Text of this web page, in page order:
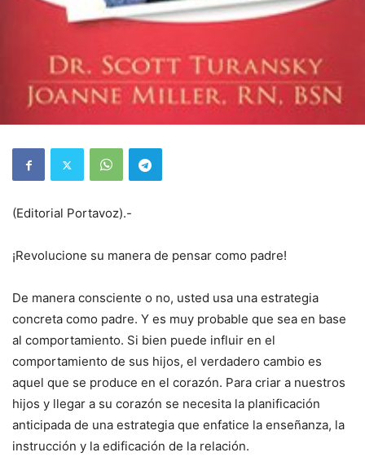
(Editorial Portavoz).-
¡Revolucione su manera de pensar como padre!
De manera consciente o no, usted usa una estrategia
concreta como padre. Y es muy probable que sea en base
al comportamiento. Si bien puede influir en el
comportamiento de sus hijos, el verdadero cambio es
aquel que se produce en el corazón. Para criar a nuestros
hijos y llegar a su corazón se necesita la planificación
anticipada de una estrategia que enfatice la enseñanza, la
instrucción y la edificación de la relación.